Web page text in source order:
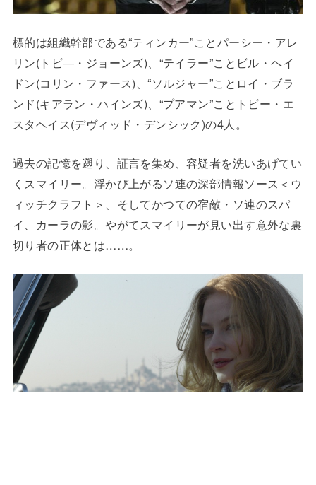
標的は組織幹部である“ティンカー”ことパーシー・アレ
リン(トビ―・ジョーンズ)、“テイラー”ことビル・ヘイ
ドン(コリン・ファース)、“ソルジャー”ことロイ・ブラ
ンド(キアラン・ハインズ)、“プアマン”ことトビー・エ
スタヘイス(デヴィッド・デンシック)の4人。
過去の記憶を遡り、証言を集め、容疑者を洗いあげてい
くスマイリー。浮かび上がるソ連の深部情報ソース＜ウ
ィッチクラフト＞、そしてかつての宿敵・ソ連のスパ
イ、カーラの影。やがてスマイリーが見い出す意外な裏
切り者の正体とは……。